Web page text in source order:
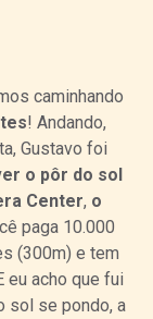
caminhando
! Andando,
Gustavo foi
o pôr do sol
Center, o
paga 10.000
(300m) e tem
eu acho que fui
sol se pondo, a